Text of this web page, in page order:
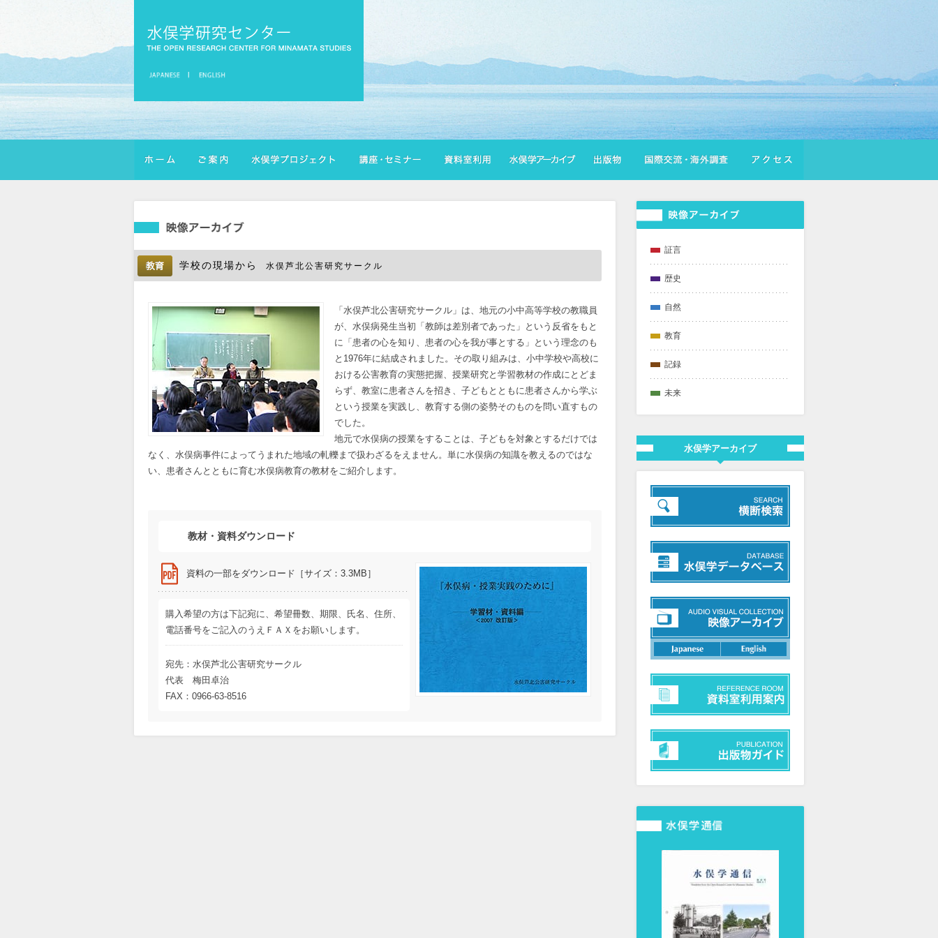
学校の現場から 水俣芦北公害研究サークル
「水俣芦北公害研究サークル」は、地元の小中高等学校の教職員
が、水俣病発生当初「教師は差別者であった」という反省をもと
に「患者の心を知り、患者の心を我が事とする」という理念のも
と1976年に結成されました。その取り組みは、小中学校や高校に
おける公害教育の実態把握、授業研究と学習教材の作成にとどま
らず、教室に患者さんを招き、子どもとともに患者さんから学ぶ
という授業を実践し、教育する側の姿勢そのものを問い直すもの
でした。
地元で水俣病の授業をすることは、子どもを対象とするだけでは
なく、水俣病事件によってうまれた地域の軋轢まで扱わざるをえません。単に水俣病の知識を教えるのではな
い、患者さんとともに育む水俣病教育の教材をご紹介します。
教材・資料ダウンロード
資料の一部をダウンロード［サイズ：3.3MB］
購入希望の方は下記宛に、希望冊数、期限、氏名、住所、
電話番号をご記入のうえＦＡＸをお願いします。
宛先：水俣芦北公害研究サークル
代表 梅田卓治
FAX：0966-63-8516
証言
歴史
自然
教育
記録
未来
水俣学アーカイブ
日本語